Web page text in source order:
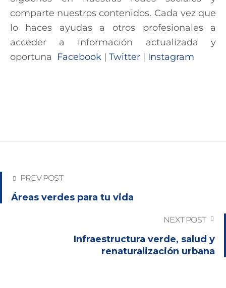
comparte nuestros contenidos. Cada vez que
lo haces ayudas a otros profesionales a
acceder a información actualizada y
oportuna Facebook| Twitter| Instagram
PREV POST
Áreas verdes para tu vida
NEXT POST
Infraestructura verde, salud y
renaturalización urbana